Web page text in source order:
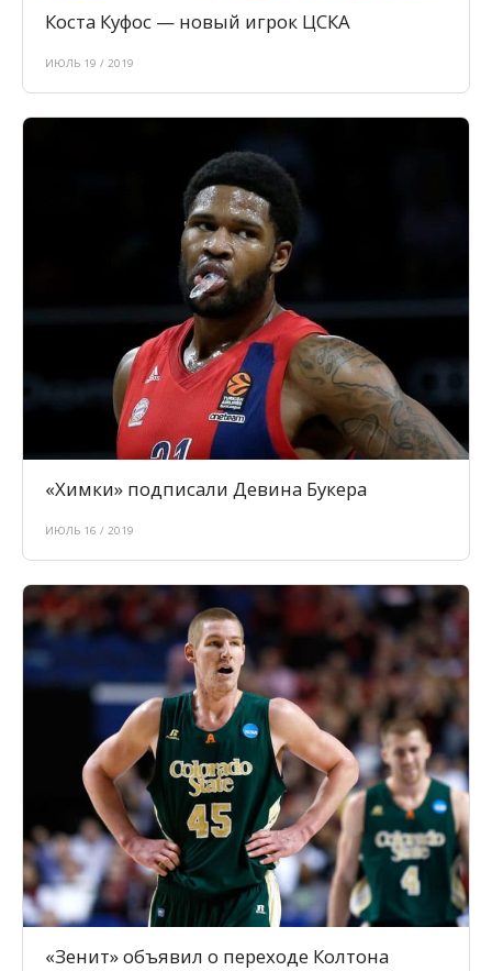
Коста Куфос — новый игрок ЦСКА
ИЮЛЬ 19 / 2019
«Химки» подписали Девина Букера
ИЮЛЬ 16 / 2019
«Зенит» объявил о переходе Колтона